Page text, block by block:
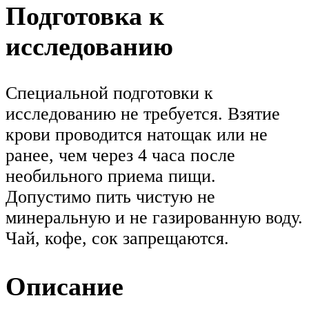
Подготовка к
исследованию
Специальной подготовки к
исследованию не требуется. Взятие
крови проводится натощак или не
ранее, чем через 4 часа после
необильного приема пищи.
Допустимо пить чистую не
минеральную и не газированную воду.
Чай, кофе, сок запрещаются.
Описание